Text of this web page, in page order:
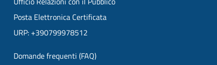
Posta Elettronica Certificata
URP: +390799978512
Domande frequenti (FAQ)